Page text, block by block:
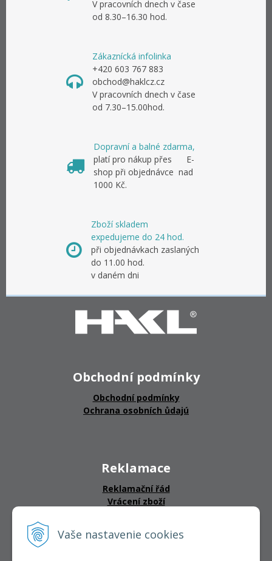
Vaše nastavenie cookies
V pracovních dnech v čase
od 8.30–16.30 hod.
Zákaznícká infolinka
+420 603 767 883
obchod@haklcz.cz
V pracovních dnech v čase
od 7.30–15.00hod.
Dopravní a balné zdarma,
platí pro nákup přes E-
shop při objednávce nad
1000 Kč.
Zboží skladem
expedujeme do 24 hod.
při objednávkach zaslaných
do 11.00 hod.
v daném dni
Obchodní podmínky
Obchodní podmínky
Ochrana osobních ůdajú
Reklamace
Reklamační řád
Vrácení zboží